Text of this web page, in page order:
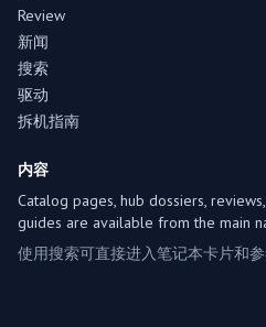
Review
新闻
搜索
驱动
拆机指南
内容
Catalog pages, hub dossiers,
guides are available from the main
使用搜索可直接进入笔记本卡片和参